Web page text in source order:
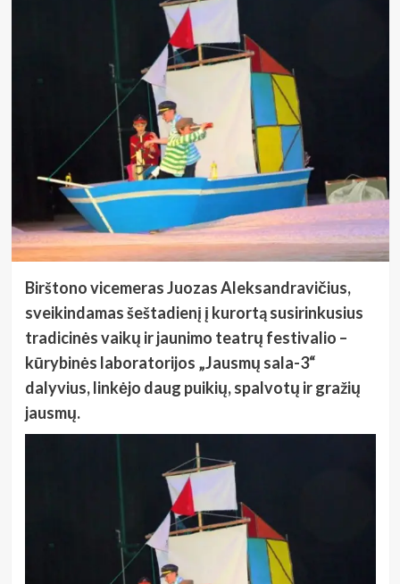
Birštono vicemeras Juozas Aleksandravičius,
sveikindamas šeštadienį į kurortą susirinkusius
tradicinės vaikų ir jaunimo teatrų festivalio –
kūrybinės laboratorijos „Jausmų sala-3“
dalyvius, linkėjo daug puikių, spalvotų ir gražių
jausmų.